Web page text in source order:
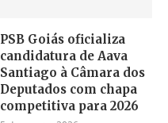
PSB Goiás oficializa
candidatura de Aava
Santiago à Câmara dos
Deputados com chapa
competitiva para 2026